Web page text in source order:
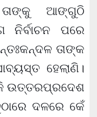
ଆଙ୍ଗୁଠି
ନିର୍ବାଚନ ପରେ
ତାଙ୍କ
ହେଲାଣି।
ଉତ୍ତରପ୍ରଦେଶ
ଦଳରେ କେଁ